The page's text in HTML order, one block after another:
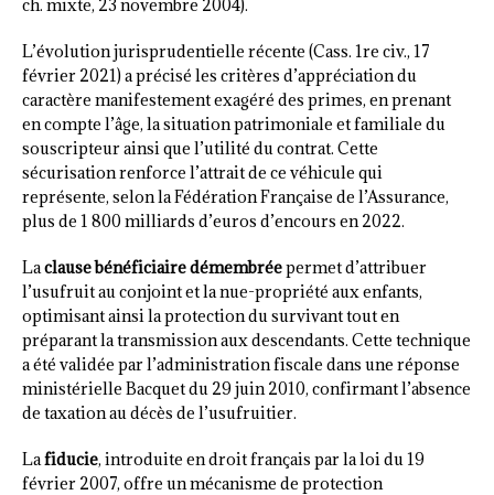
ch. mixte, 23 novembre 2004).
L’évolution jurisprudentielle récente (Cass. 1re civ., 17
février 2021) a précisé les critères d’appréciation du
caractère manifestement exagéré des primes, en prenant
en compte l’âge, la situation patrimoniale et familiale du
souscripteur ainsi que l’utilité du contrat. Cette
sécurisation renforce l’attrait de ce véhicule qui
représente, selon la Fédération Française de l’Assurance,
plus de 1 800 milliards d’euros d’encours en 2022.
Laclause bénéficiaire démembréepermet d’attribuer
l’usufruit au conjoint et la nue-propriété aux enfants,
optimisant ainsi la protection du survivant tout en
préparant la transmission aux descendants. Cette technique
a été validée par l’administration fiscale dans une réponse
ministérielle Bacquet du 29 juin 2010, confirmant l’absence
de taxation au décès de l’usufruitier.
Lafiducie, introduite en droit français par la loi du 19
février 2007, offre un mécanisme de protection